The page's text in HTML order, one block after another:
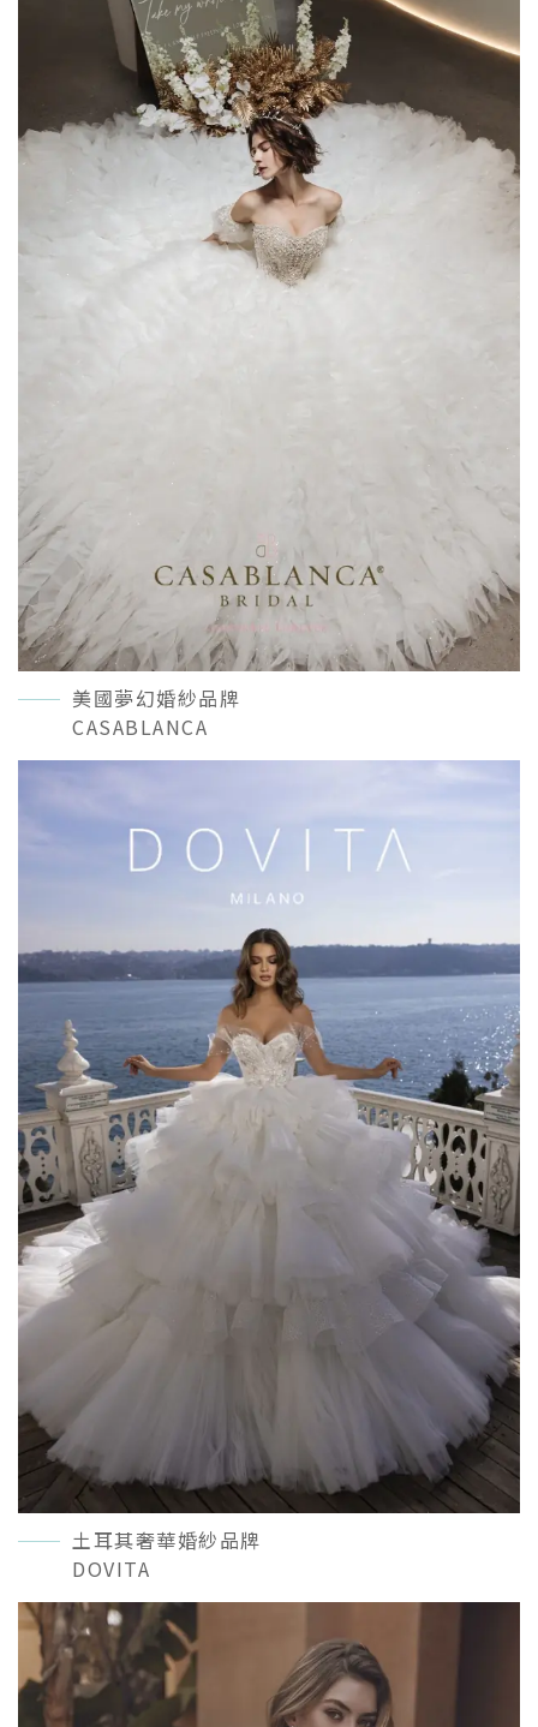
READ MORE＋
美國夢幻婚紗品牌
CASABLANCA
土耳其奢華婚紗品牌
DOVITA